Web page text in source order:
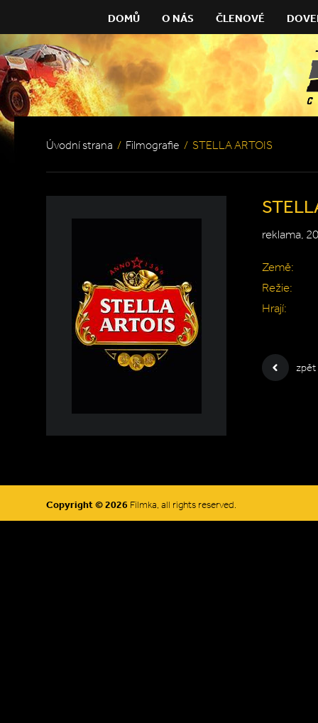
DOMŮ O NÁS ČLENOVÉ
Úvodní strana / Filmografie / STELLA ARTOIS
reklama,
Země:
Režie:
Hrají:
zpět
Copyright © 2026 Filmka, all rights reserved.